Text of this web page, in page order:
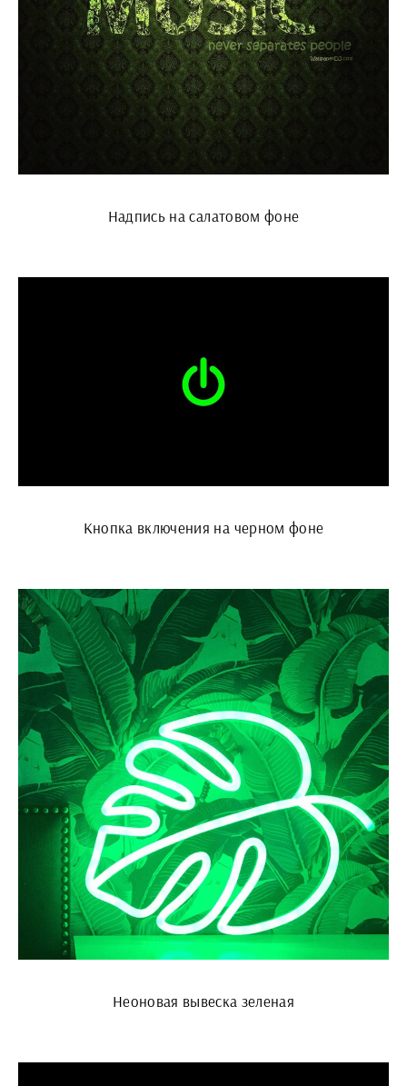
Надпись на салатовом фоне
Кнопка включения на черном фоне
Неоновая вывеска зеленая